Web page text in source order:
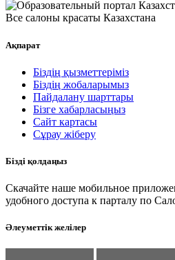
Все салоны красаты Казахстана
Ақпарат
Біздің қызметтеріміз
Біздің жобаларымыз
Пайдалану шарттары
Бізге хабарласыңыз
Сайт картасы
Сұрау жіберу
Бізді қолдаңыз
Скачайте наше мобильное
удобного доступа к парталу по
Әлеуметтік желілер